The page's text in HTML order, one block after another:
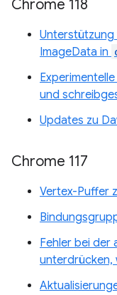
Chrome 118
Unterstützung
ImageData in
und
Updates zu
Chrome 117
Vertex-Puffer
Fehler bei der
unterdrücken,